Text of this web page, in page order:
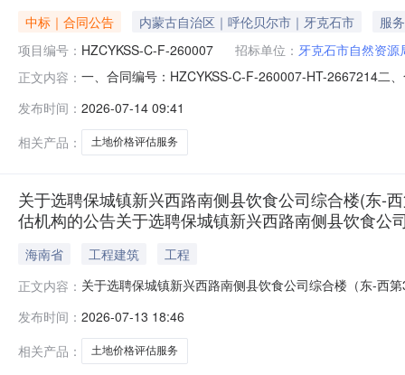
中标｜合同公告 内蒙古自治区｜呼伦贝尔市｜牙克石市
服
项目编号： HZCYKSS-C-F-260007 招标单位： 牙克石市自然资源
正文内容： 一、合同编号：HZCYKSS-C-F-260007-HT-2667214二
呼伦贝尔市扎兰屯市繁荣街道天骄家园14号楼01011号
发布时间： 2026-07-14 09:41
相关产品：
土地价格评估服务
关于选聘保城镇新兴西路南侧县饮食公司综合楼(东-
估机构的公告关于选聘保城镇新兴西路南侧县饮食公
海南省 工程建筑
工程
正文内容： 关于选聘保城镇新兴西路南侧县饮食公司综合楼（东-西
源和规划局关于选聘保城镇新兴西路南侧县饮食公司综
办理划拨转出让手续，我局拟开展保城镇新兴
发布时间： 2026-07-13 18:46
相关产品：
土地价格评估服务